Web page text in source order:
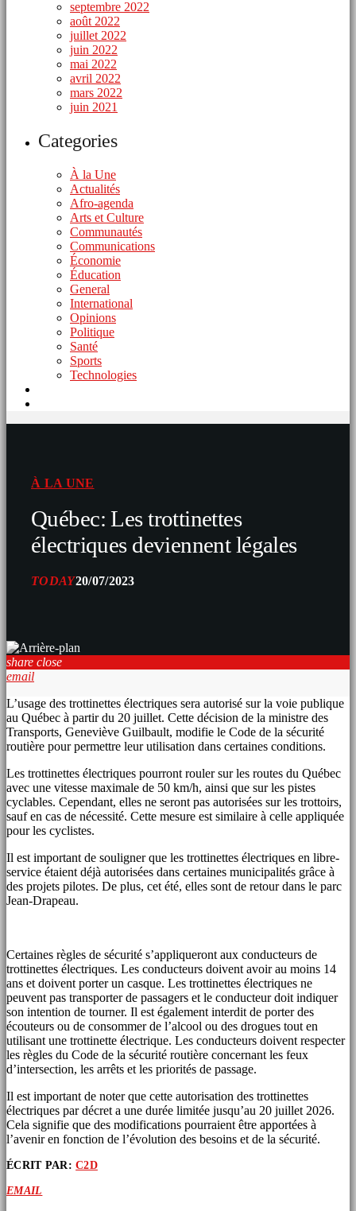
septembre 2022
août 2022
juillet 2022
juin 2022
mai 2022
avril 2022
mars 2022
juin 2021
Categories
À la Une
Actualités
Afro-agenda
Arts et Culture
Communautés
Communications
Économie
Éducation
General
International
Opinions
Politique
Santé
Sports
Technologies
À LA UNE
Québec: Les trottinettes
électriques deviennent légales
TODAY20/07/2023
share close
email
L’usage des trottinettes électriques sera autorisé sur la voie publique
au Québec à partir du 20 juillet. Cette décision de la ministre des
Transports, Geneviève Guilbault, modifie le Code de la sécurité
routière pour permettre leur utilisation dans certaines conditions.
Les trottinettes électriques pourront rouler sur les routes du Québec
avec une vitesse maximale de 50 km/h, ainsi que sur les pistes
cyclables. Cependant, elles ne seront pas autorisées sur les trottoirs,
sauf en cas de nécessité. Cette mesure est similaire à celle appliquée
pour les cyclistes.
Il est important de souligner que les trottinettes électriques en libre-
service étaient déjà autorisées dans certaines municipalités grâce à
des projets pilotes. De plus, cet été, elles sont de retour dans le parc
Jean-Drapeau.
Certaines règles de sécurité s’appliqueront aux conducteurs de
trottinettes électriques. Les conducteurs doivent avoir au moins 14
ans et doivent porter un casque. Les trottinettes électriques ne
peuvent pas transporter de passagers et le conducteur doit indiquer
son intention de tourner. Il est également interdit de porter des
écouteurs ou de consommer de l’alcool ou des drogues tout en
utilisant une trottinette électrique. Les conducteurs doivent respecter
les règles du Code de la sécurité routière concernant les feux
d’intersection, les arrêts et les priorités de passage.
Il est important de noter que cette autorisation des trottinettes
électriques par décret a une durée limitée jusqu’au 20 juillet 2026.
Cela signifie que des modifications pourraient être apportées à
l’avenir en fonction de l’évolution des besoins et de la sécurité.
ÉCRIT PAR:C2D
EMAIL